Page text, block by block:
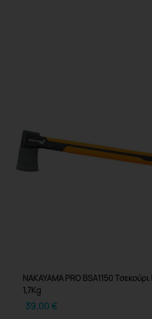
NAKAYAMA PRO BSA1150
1,7Kg
39.00€